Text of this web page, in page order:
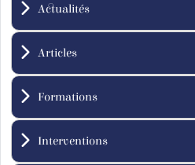
Actualités
Articles
Formations
Interventions